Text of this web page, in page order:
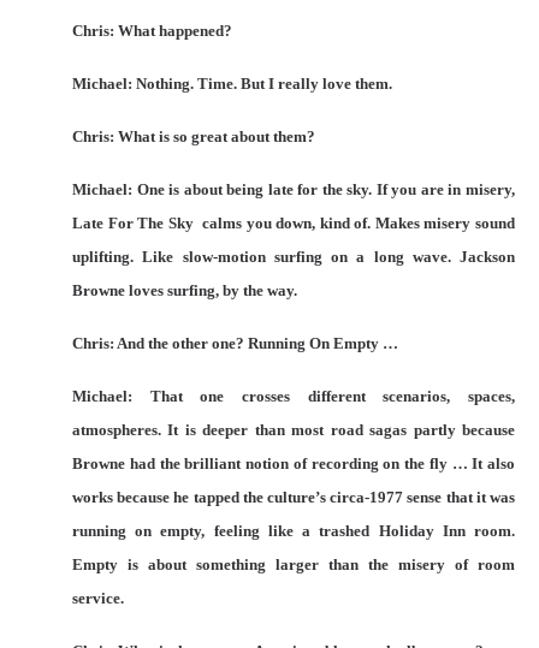
Chris: What happened?
Michael: Nothing. Time. But I really love them.
Chris: What is so great about them?
Michael: One is about being late for the sky. If you are in misery,
Late For The Sky calms you down, kind of. Makes misery sound
uplifting. Like slow-motion surfing on a long wave. Jackson
Browne loves surfing, by the way.
Chris: And the other one? Running On Empty …
Michael: That one crosses different scenarios, spaces,
atmospheres. It is deeper than most road sagas partly because
Browne had the brilliant notion of recording on the fly … It also
works because he tapped the culture’s circa-1977 sense that it was
running on empty, feeling like a trashed Holiday Inn room.
Empty is about something larger than the misery of room
service.